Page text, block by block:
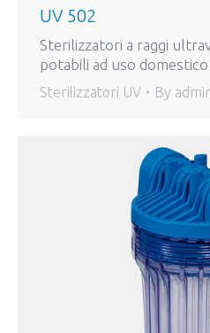
UV 502
Sterilizzatori a raggi
potabili ad uso
Sterilizzatori UV By